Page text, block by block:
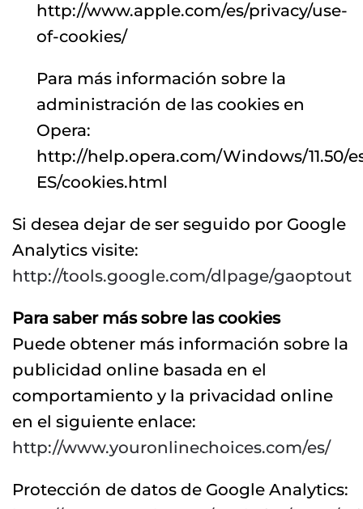
http://www.apple.com/es/privacy/use-
of-cookies/
Para más información sobre la
administración de las cookies en
Opera:
http://help.opera.com/Windows/11.50/
ES/cookies.html
Si desea dejar de ser seguido por Google
Analytics visite:
http://tools.google.com/dlpage/gaoptout
Para saber más sobre las cookies
Puede obtener más información sobre la
publicidad online basada en el
comportamiento y la privacidad online
en el siguiente enlace:
http://www.youronlinechoices.com/es/
Protección de datos de Google Analytics: